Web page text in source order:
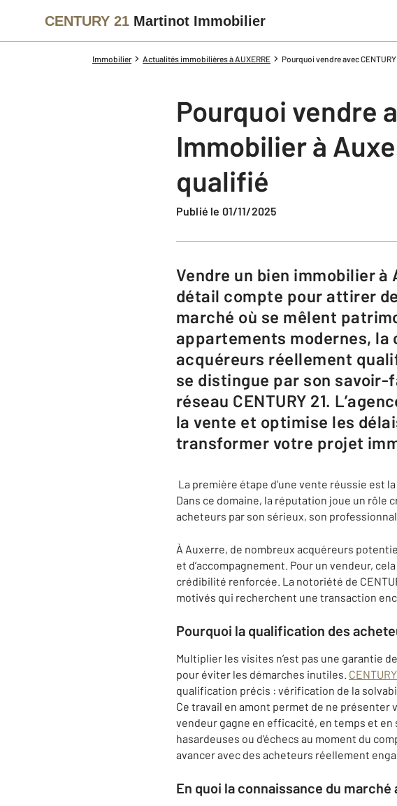
CENTURY 21 Martinot Immobilier
Immobilier Actualités immobilières à AUXERRE Pourquoi vendre avec
Pourquoi vendre
Immobilier à
qualifié
Publié le 01/11/2025
Vendre un bien immobilier à Auxerre est une étape stratégique, où chaque
détail compte pour attirer
marché où se mêlent
appartements modernes, la
acquéreurs réellement
se distingue par son
réseau CENTURY 21.
la vente et optimise les
transformer votre projet
La première étape d’une vente réussie est
Dans ce domaine, la réputation joue un rôle
acheteurs par son sérieux, son
À Auxerre, de nombreux acquéreurs
et d’accompagnement. Pour un vendeur,
crédibilité renforcée. La notoriété de
motivés qui recherchent une transaction
Pourquoi la qualification des
Multiplier les visites n’est pas une garantie
pour éviter les démarches inutiles.
qualification précis : vérification de la
Ce travail en amont permet de ne présenter
vendeur gagne en efficacité, en temps et
hasardeuses ou d’échecs au moment du
avancer avec des acheteurs réellement
En quoi la connaissance du